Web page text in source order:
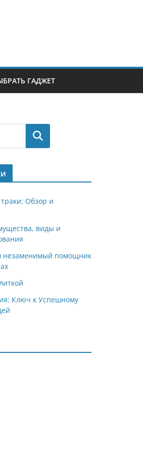
ГАДЖЕТ
Поиск
Обзор и
виды и
незаменимый помощник
Ключ к Успешному